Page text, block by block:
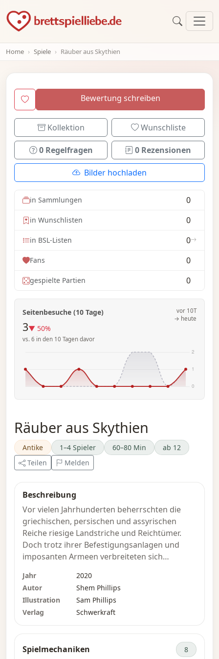
Home Spiele Räuber aus Skythien
Bewertung schreiben
Kollektion Wunschliste
0 Regelfragen 0 Rezensionen
Bilder hochladen
in Sammlungen 0
in Wunschlisten 0
in BSL-Listen 0
Fans 0
gespielte Partien 0
Seitenbesuche (10 Tage)
3▼ 50%
vs. 6 in den 10 Tagen davor
vor 10T
→ heute
Räuber aus Skythien
Antike 1–4 Spieler 60–80 Min
ab 12
Teilen
Melden
Beschreibung
Vor vielen Jahrhunderten beherrschten die
griechischen, persischen und assyrischen
Reiche riesige Landstriche und Reichtümer.
Doch trotz ihrer Befestigungsanlagen und
imposanten Armeen verbreiteten sich
in den Ländern oberhalb des Schwarzen
Meeres. Sie kamen zu Pferd. Es waren wilde
Krieger, sowohl Männer als auch Frauen. Sie
waren geschickt im Umgang mit Schwert, Axt
ihre Fähigkeit, detailreiche
Jahr
2020
Autor
Shem Phillips
Illustration
Sam Phillips
Verlag
Schwerkraft
Spielmechaniken 8